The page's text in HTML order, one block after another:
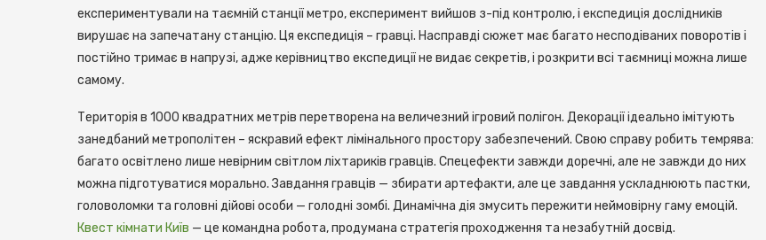
експериментували на таємній станції метро, експеримент вийшов з-під контролю, і експедиція дослідників
вирушає на запечатану станцію. Ця експедиція – гравці. Насправді сюжет має багато несподіваних поворотів і
постійно тримає в напрузі, адже керівництво експедиції не видає секретів, і розкрити всі таємниці можна лише
самому.
Територія в 1000 квадратних метрів перетворена на величезний ігровий полігон. Декорації ідеально імітують
занедбаний метрополітен – яскравий ефект лімінального простору забезпечений. Свою справу робить темрява:
багато освітлено лише невірним світлом ліхтариків гравців. Спецефекти завжди доречні, але не завжди до них
можна підготуватися морально. Завдання гравців — збирати артефакти, але це завдання ускладнюють пастки,
головоломки та головні дійові особи — голодні зомбі. Динамічна дія змусить пережити неймовірну гаму емоцій.
Квест кімнати Київ — це командна робота, продумана стратегія проходження та незабутній досвід.